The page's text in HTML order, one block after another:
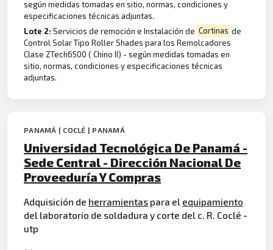
según medidas tomadas en sitio, normas, condiciones y
especificaciones técnicas adjuntas.
Lote 2:Servicios de remoción e Instalación de Cortinas de
Control Solar Tipo Roller Shades para los Remolcadores
Clase ZTech6500 ( Chino II) - según medidas tomadas en
sitio, normas, condiciones y especificaciones técnicas
adjuntas.
PANAMÁ | COCLÉ | PANAMÁ
Universidad Tecnológica De Panamá -
Sede Central - Dirección Nacional De
Proveeduría Y Compras
Adquisición de herramientas para el equipamiento
del laboratorio de soldadura y corte del c. R. Coclé -
utp